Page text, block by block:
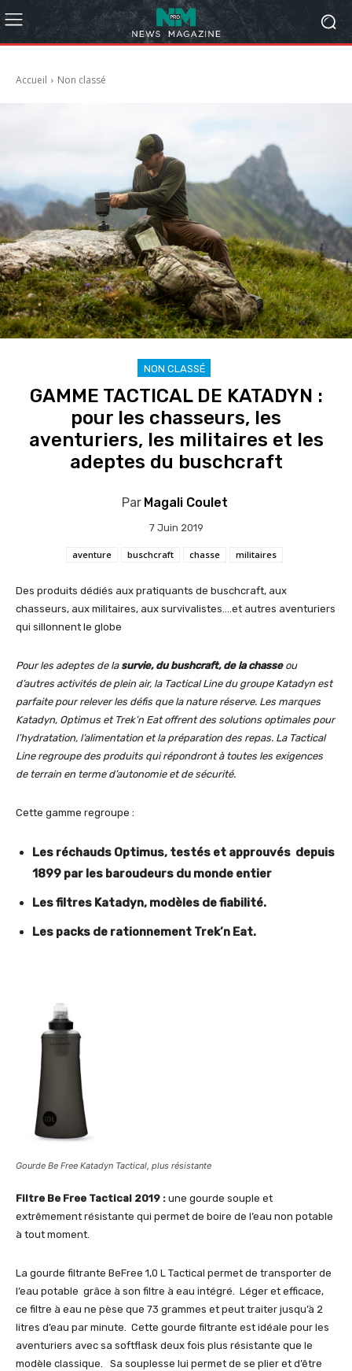
Accueil Non classé
NON CLASSÉ
GAMME TACTICAL DE KATADYN :
pour les chasseurs, les
aventuriers, les militaires et les
adeptes du buschcraft
Par Magali Coulet
7 Juin 2019
aventure buschcraft chasse militaires
Des produits dédiés aux pratiquants de buschcraft, aux
chasseurs, aux militaires, aux survivalistes….et autres aventuriers
qui sillonnent le globe
Pour les adeptes de la survie, du bushcraft, de la chasseou
d’autres activités de plein air, la Tactical Line du groupe Katadyn est
parfaite pour relever les défis que la nature réserve. Les marques
Katadyn, Optimus et Trek’n Eat offrent des solutions optimales pour
l’hydratation, l’alimentation et la préparation des repas. La Tactical
Line regroupe des produits qui répondront à toutes les exigences
de terrain en terme d’autonomie et de sécurité.
Cette gamme regroupe :
Les réchauds Optimus, testés et approuvés depuis
1899 par les baroudeurs du monde entier
Les filtres Katadyn, modèles de fiabilité.
Les packs de rationnement Trek’n Eat.
Gourde Be Free Katadyn Tactical, plus résistante
Filtre Be Free Tactical 2019 : une gourde souple et
extrêmement résistante qui permet de boire de l’eau non potable
à tout moment.
La gourde filtrante BeFree 1,0 L Tactical permet de transporter de
l’eau potable grâce à son filtre à eau intégré. Léger et efficace,
ce filtre à eau ne pèse que 73 grammes et peut traiter jusqu’à 2
litres d’eau par minute. Cette gourde filtrante est idéale pour les
aventuriers avec sa softflask deux fois plus résistante que le
modèle classique. Sa souplesse lui permet de se plier et d’être